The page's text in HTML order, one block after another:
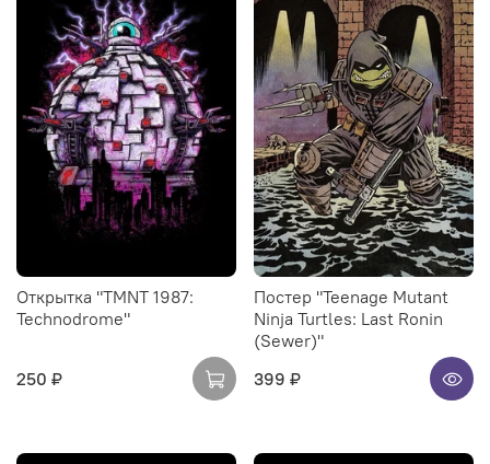
Открытка "TMNT 1987:
Technodrome"
250 ₽
Постер "Teenage Mutant
Ninja Turtles: Last Ronin
(Sewer)"
399 ₽